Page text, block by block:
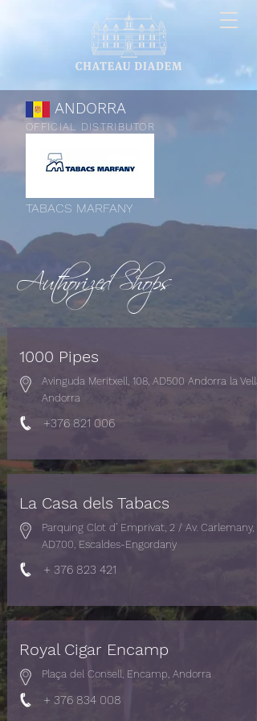
ANDORRA
OFFICIAL DISTRIBUTOR
TABACS MARFANY
Authorized Shops
1000 Pipes
Avinguda Meritxell, 108, AD500 Andorra la Vella,
Andorra
+376 821 006
La Casa dels Tabacs
Parquing Clot d’ Emprivat, 2 / Av. Carlemany,
AD700, Escaldes-Engordany
+ 376 823 421
Royal Cigar Encamp
Plaça del Consell, Encamp, Andorra
+ 376 834 008